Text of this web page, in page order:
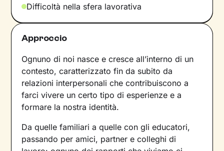
Difficoltà nella sfera lavorativa
Approccio
Ognuno di noi nasce e cresce all’interno di un
contesto, caratterizzato fin da subito da
relazioni interpersonali che contribuiscono a
farci vivere un certo tipo di esperienze e a
formare la nostra identità.
Da quelle familiari a quelle con gli educatori,
passando per amici, partner e colleghi di